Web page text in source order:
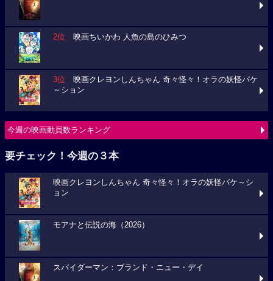
2位 映画ちいかわ 人魚の島のひみつ
3位 映画クレヨンしんちゃん 奇々怪々！オラの妖怪バケ
～ション
今週の映画動員数ランキング
要チェック！今週の３本
映画クレヨンしんちゃん 奇々怪々！オラの妖怪バケ～シ
ョン
モアナと伝説の海（2026）
スパイダーマン：ブランド・ニュー・デイ